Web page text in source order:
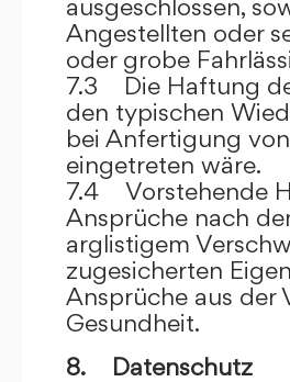
ausgeschlossen,
Angestellten oder
oder grobe
7.3 Die Haftung
den typischen
bei Anfertigung
eingetreten wäre.
7.4 Vorstehende
Ansprüche nach
arglistigem
zugesicherten
Ansprüche aus der
Gesundheit.
8. Datenschutz